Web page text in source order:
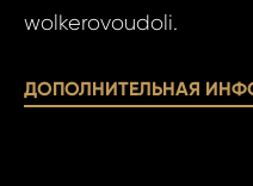
wolkerovoudoli.
ДОПОЛНИТЕЛЬНАЯ